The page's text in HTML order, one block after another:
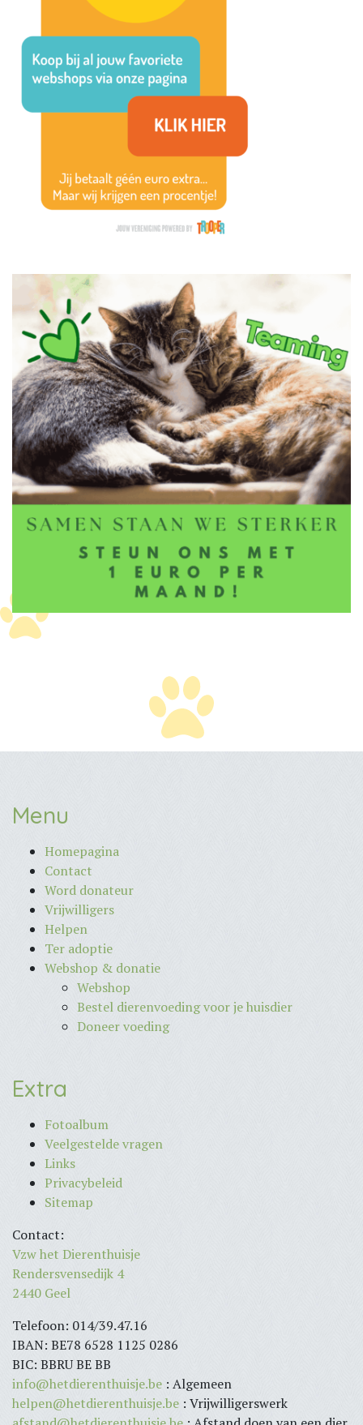
Menu
Homepagina
Contact
Word donateur
Vrijwilligers
Helpen
Ter adoptie
Webshop & donatie
Webshop
Bestel dierenvoeding voor je huisdier
Doneer voeding
Extra
Fotoalbum
Veelgestelde vragen
Links
Privacybeleid
Sitemap
Contact:
Vzw het Dierenthuisje
Rendersvensedijk 4
2440 Geel
Telefoon: 014/39.47.16
IBAN: BE78 6528 1125 0286
BIC: BBRU BE BB
info@hetdierenthuisje.be : Algemeen
helpen@hetdierenthuisje.be : Vrijwilligerswerk